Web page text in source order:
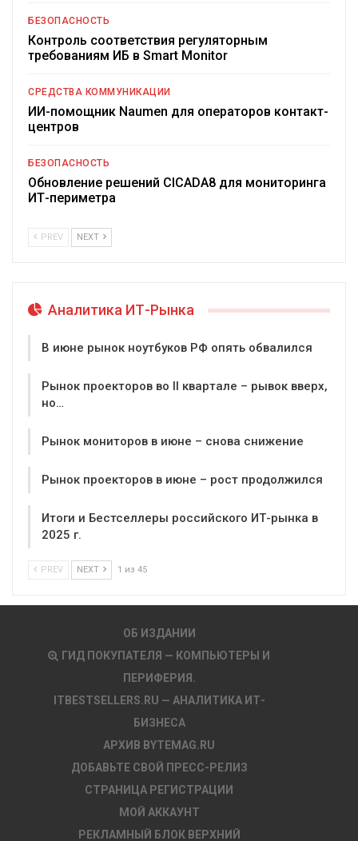
БЕЗОПАСНОСТЬ
Контроль соответствия регуляторным
требованиям ИБ в Smart Monitor
СРЕДСТВА КОММУНИКАЦИИ
ИИ-помощник Naumen для операторов контакт-
центров
БЕЗОПАСНОСТЬ
Обновление решений CICADA8 для мониторинга
ИТ-периметра
PREV NEXT
Аналитика ИТ-Рынка
В июне рынок ноутбуков РФ опять обвалился
Рынок проекторов во II квартале – рывок вверх,
но…
Рынок мониторов в июне – снова снижение
Рынок проекторов в июне – рост продолжился
Итоги и Бестселлеры российского ИТ-рынка в
2025 г.
PREV NEXT 1 из 45
ОБ ИЗДАНИИ
ГИД ПОКУПАТЕЛЯ — КОМПЬЮТЕРЫ И
ПЕРИФЕРИЯ.
ITBESTSELLERS.RU — АНАЛИТИКА ИТ-
БИЗНЕСА
АРХИВ BYTEMAG.RU
ДОБАВЬТЕ СВОЙ ПРЕСС-РЕЛИЗ
СТРАНИЦА РЕГИСТРАЦИИ
МОЙ АККАУНТ
РЕКЛАМНЫЙ БЛОК ВЕРХНИЙ